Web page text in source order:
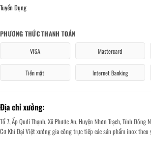
Tuyển Dụng
PHƯƠNG THỨC THANH TOÁN
VISA Mastercard
Tiền mặt Internet Banking
Địa chỉ xưởng:
Tổ 7, Ấp Quới Thạnh, Xã Phước An, Huyện Nhơn Trạch, Tỉnh Đồng
Cơ Khí Đại Việt xưởng gia công trực tiếp các sản phẩm inox theo